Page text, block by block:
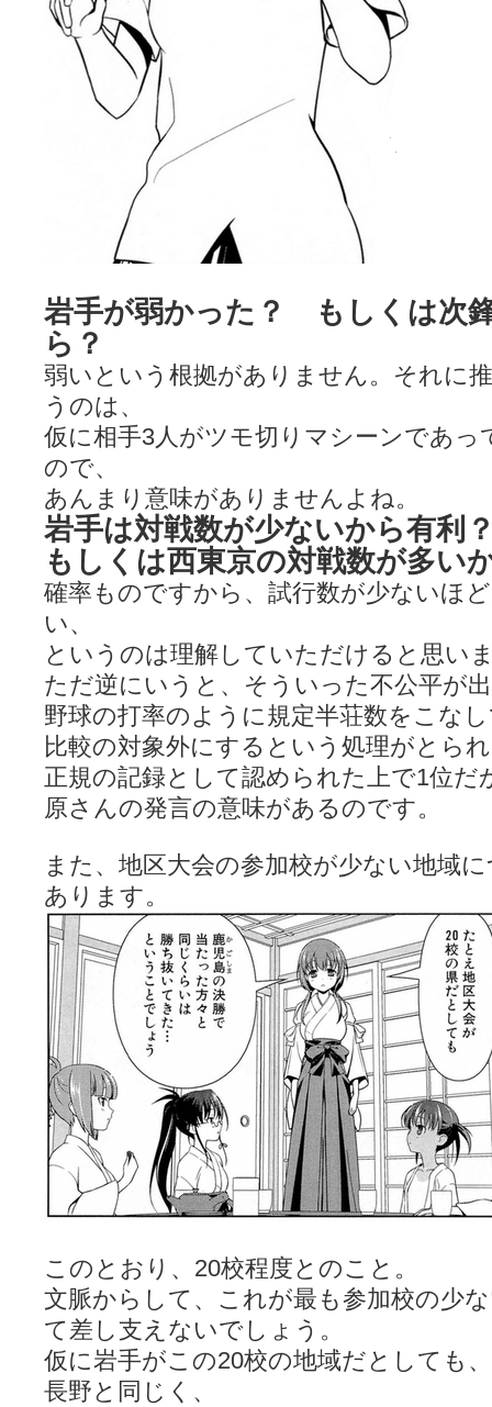
岩手が弱かった？ もしくは次
ら？
弱いという根拠がありません。それに
うのは、
仮に相手3人がツモ切りマシーンであっ
ので、
あんまり意味がありませんよね。
岩手は対戦数が少ないから有利
もしくは西東京の対戦数が多い
確率ものですから、試行数が少ないほ
い、
というのは理解していただけると思い
ただ逆にいうと、そういった不公平が
野球の打率のように規定半荘数をこな
比較の対象外にするという処理がとら
正規の記録として認められた上で1位だ
原さんの発言の意味があるのです。
また、地区大会の参加校が少ない地域
あります。
このとおり、20校程度とのこと。
文脈からして、これが最も参加校の少
て差し支えないでしょう。
仮に岩手がこの20校の地域だとしても
長野と同じく、